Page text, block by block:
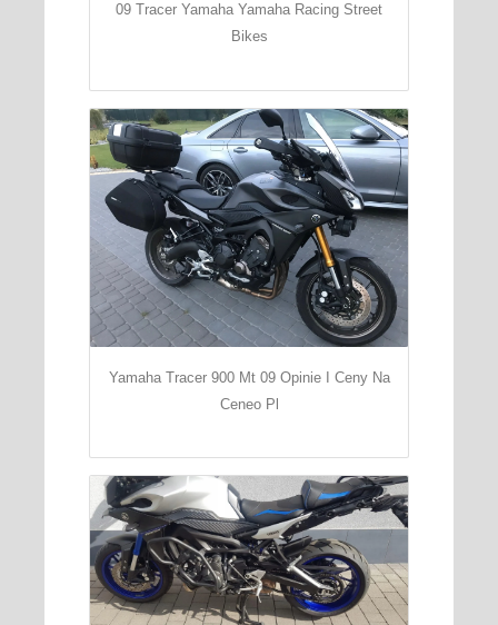
09 Tracer Yamaha Yamaha Racing Street
Bikes
Yamaha Tracer 900 Mt 09 Opinie I Ceny Na
Ceneo Pl